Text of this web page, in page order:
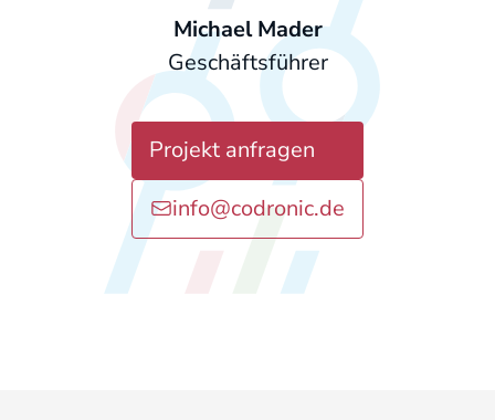
Michael Mader
Geschäftsführer
Projekt anfragen
info@codronic.de